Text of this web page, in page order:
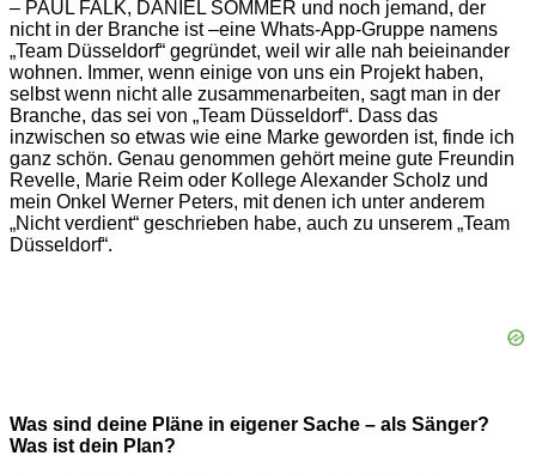
– PAUL FALK, DANIEL SOMMER und noch jemand, der
nicht in der Branche ist –eine Whats-App-Gruppe namens
„Team Düsseldorf“ gegründet, weil wir alle nah beieinander
wohnen. Immer, wenn einige von uns ein Projekt haben,
selbst wenn nicht alle zusammenarbeiten, sagt man in der
Branche, das sei von „Team Düsseldorf“. Dass das
inzwischen so etwas wie eine Marke geworden ist, finde ich
ganz schön. Genau genommen gehört meine gute Freundin
Revelle, Marie Reim oder Kollege Alexander Scholz und
mein Onkel Werner Peters, mit denen ich unter anderem
„Nicht verdient“ geschrieben habe, auch zu unserem „Team
Düsseldorf“.
Was sind deine Pläne in eigener Sache – als Sänger?
Was ist dein Plan?